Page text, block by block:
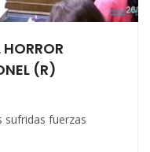
(R)
fuerzas